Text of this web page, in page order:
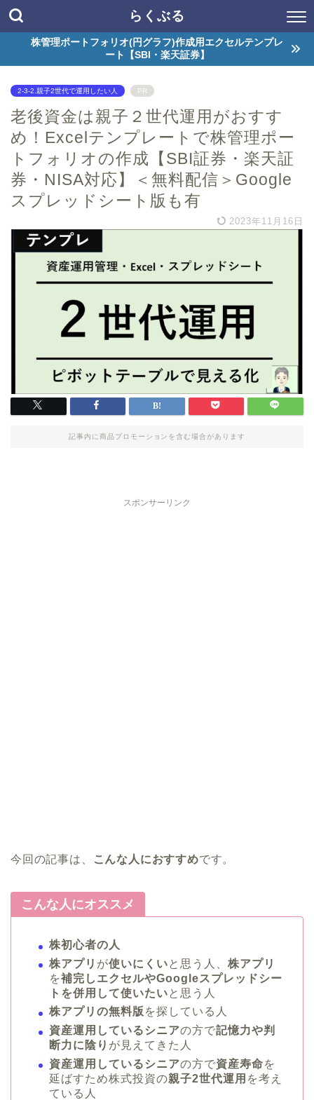
らくぶる
株管理ポートフォリオ(円グラフ)作成用エクセルテンプレ
ート【SBI・楽天証券】
2-3-2.親子2世代で運用したい人 PR
老後資金は親子２世代運用がおすす
め！Excelテンプレートで株管理ポー
トフォリオの作成【SBI証券・楽天証
券・NISA対応】＜無料配信＞Google
スプレッドシート版も有
2023年11月16日
記事内に商品プロモーションを含む場合があります
スポンサーリンク
今回の記事は、 こんな人におすすめです。
こんな人にオススメ
株初心者の人
株アプリ が使いにくいと思う人、 株アプリ
を補完しエクセルやGoogleスプレッドシー
トを併用して使いたいと思う人
株アプリの無料版 を探している人
資産運用しているシニアの方で記憶力や判
断力に陰り が見えてきた人
資産運用しているシニアの方で資産寿命を
延ばすため株式投資の親子2世代運用 を考え
ている人